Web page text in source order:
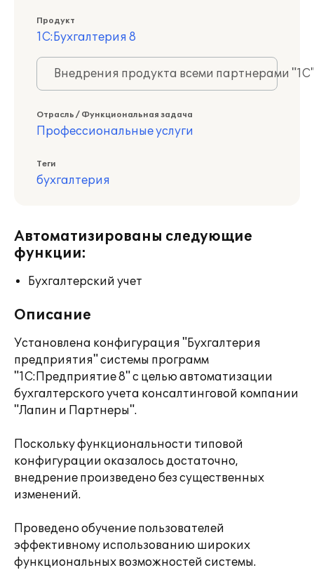
Продукт
1С:Бухгалтерия 8
Внедрения продукта всеми партнерами
Отрасль / Функциональная задача
Профессиональные услуги
Теги
бухгалтерия
Автоматизированы следующие
функции:
Бухгалтерский учет
Описание
Установлена конфигурация "Бухгалтерия
предприятия" системы программ
"1С:Предприятие 8" с целью автоматизации
бухгалтерского учета консалтинговой компании
"Лапин и Партнеры".
Поскольку функциональности типовой
конфигурации оказалось достаточно,
внедрение произведено без существенных
изменений.
Проведено обучение пользователей
эффективному использованию широких
функциональных возможностей системы.